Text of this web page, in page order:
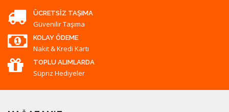
ÜCRETSIZ TAŞIMA
Güvenilir Taşıma
KOLAY ÖDEME
Nakit & Kredi Kartı
TOPLU ALIMLARDA
Süpriz Hediyeler